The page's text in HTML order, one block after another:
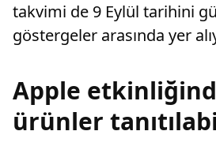
takvimi de 9 Eylül tarihini
göstergeler arasında yer
Apple
ürünler